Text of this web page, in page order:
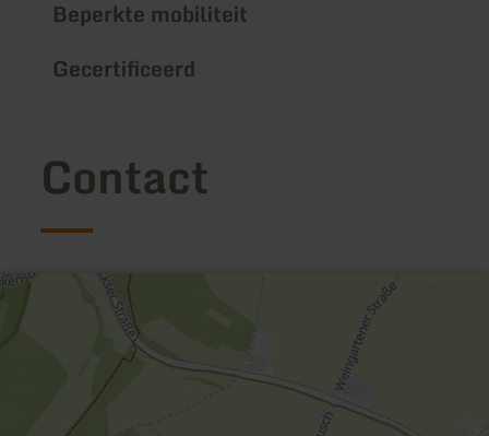
Beperkte mobiliteit
Gecertificeerd
Contact